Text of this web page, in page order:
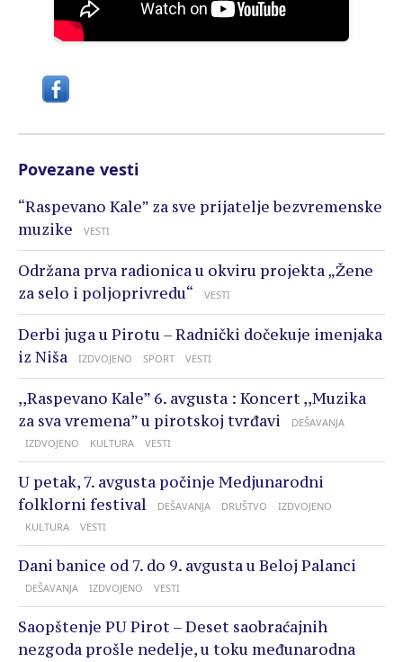
Povezane vesti
“Raspevano Kale” za sve prijatelje bezvremenske
muzike
VESTI
Održana prva radionica u okviru projekta „Žene
za selo i poljoprivredu“
VESTI
Derbi juga u Pirotu – Radnički dočekuje imenjaka
iz Niša
IZDVOJENO SPORT VESTI
,,Raspevano Kale” 6. avgusta : Koncert ,,Muzika
za sva vremena” u pirotskoj tvrđavi
DEŠAVANJA
IZDVOJENO
KULTURA VESTI
U petak, 7. avgusta počinje Medjunarodni
folklorni festival
DEŠAVANJA DRUŠTVO
IZDVOJENO
KULTURA
VESTI
Dani banice od 7. do 9. avgusta u Beloj Palanci
DEŠAVANJA IZDVOJENO VESTI
Saopštenje PU Pirot – Deset saobraćajnih
nezgoda prošle nedelje, u toku međunarodna